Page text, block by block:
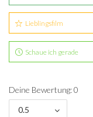
Lieblingsfilm
Schaue ich gerade
Deine Bewertung: 0
0.5